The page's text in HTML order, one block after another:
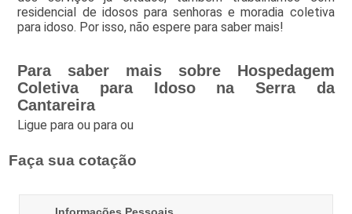
residencial de idosos para senhoras e moradia coletiva
para idoso. Por isso, não espere para saber mais!
Para saber mais sobre Hospedagem
Coletiva para Idoso na Serra da
Cantareira
Ligue paraou paraou
Faça sua cotação